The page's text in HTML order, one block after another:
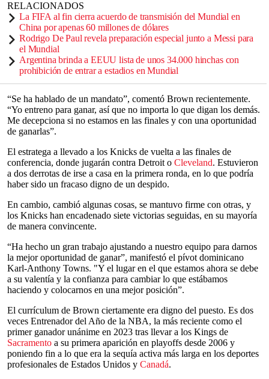
RELACIONADOS
La FIFA al fin cierra acuerdo de transmisión del Mundial en
China por apenas 60 millones de dólares
Rodrigo De Paul revela preparación especial junto a Messi para
el Mundial
Argentina brinda a EEUU lista de unos 34.000 hinchas con
prohibición de entrar a estadios en Mundial
“Se ha hablado de un mandato”, comentó Brown recientemente.
“Yo entreno para ganar, así que no importa lo que digan los demás.
Me decepciona si no estamos en las finales y con una oportunidad
de ganarlas”.
El estratega a llevado a los Knicks de vuelta a las finales de
conferencia, donde jugarán contra Detroit o Cleveland. Estuvieron
a dos derrotas de irse a casa en la primera ronda, en lo que podría
haber sido un fracaso digno de un despido.
En cambio, cambió algunas cosas, se mantuvo firme con otras, y
los Knicks han encadenado siete victorias seguidas, en su mayoría
de manera convincente.
“Ha hecho un gran trabajo ajustando a nuestro equipo para darnos
la mejor oportunidad de ganar”, manifestó el pívot dominicano
Karl-Anthony Towns. "Y el lugar en el que estamos ahora se debe
a su valentía y la confianza para cambiar lo que estábamos
haciendo y colocarnos en una mejor posición”.
El currículum de Brown ciertamente era digno del puesto. Es dos
veces Entrenador del Año de la NBA, la más reciente como el
primer ganador unánime en 2023 tras llevar a los Kings de
Sacramento a su primera aparición en playoffs desde 2006 y
poniendo fin a lo que era la sequía activa más larga en los deportes
profesionales de Estados Unidos y Canadá.